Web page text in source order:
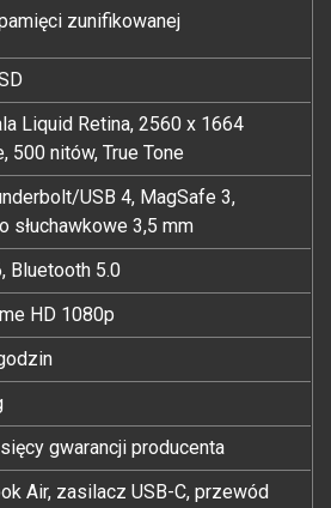
zunifikowanej
Liquid Retina, 2560 x 1664
500 nitów, True Tone
USB 4, MagSafe 3,
słuchawkowe 3,5 mm
Bluetooth 5.0
HD 1080p
gwarancji producenta
Air, zasilacz USB-C, przewód